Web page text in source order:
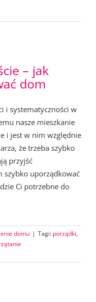
– jak
dom
i systematyczności w
nasze mieszkanie
i jest w nim względnie
że trzeba szybko
przyjść
szybko uporządkować
Ci potrzebne do
domu | Tagi: porządki,